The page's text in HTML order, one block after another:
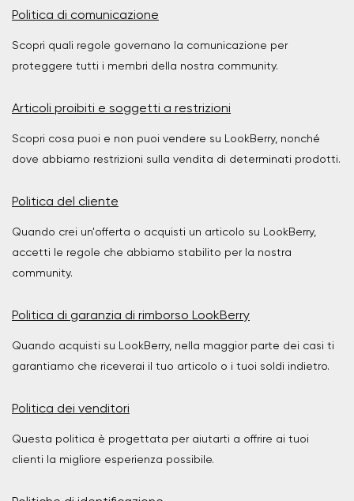
Politica di comunicazione
Scopri quali regole governano la comunicazione per
proteggere tutti i membri della nostra community.
Articoli proibiti e soggetti a restrizioni
Scopri cosa puoi e non puoi vendere su LookBerry, nonché
dove abbiamo restrizioni sulla vendita di determinati prodotti.
Politica del cliente
Quando crei un'offerta o acquisti un articolo su LookBerry,
accetti le regole che abbiamo stabilito per la nostra
community.
Politica di garanzia di rimborso LookBerry
Quando acquisti su LookBerry, nella maggior parte dei casi ti
garantiamo che riceverai il tuo articolo o i tuoi soldi indietro.
Politica dei venditori
Questa politica è progettata per aiutarti a offrire ai tuoi
clienti la migliore esperienza possibile.